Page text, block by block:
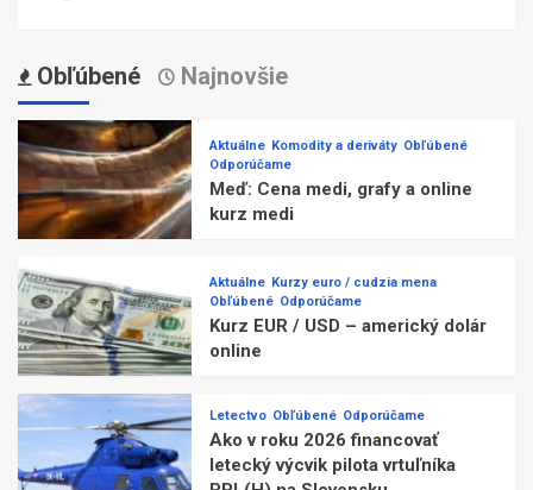
Obľúbené Najnovšie
Aktuálne Komodity a deriváty Obľúbené
Odporúčame
Meď: Cena medi, grafy a online
kurz medi
Aktuálne Kurzy euro / cudzia mena
Obľúbené Odporúčame
Kurz EUR / USD – americký dolár
online
Letectvo Obľúbené Odporúčame
Ako v roku 2026 financovať
letecký výcvik pilota vrtuľníka